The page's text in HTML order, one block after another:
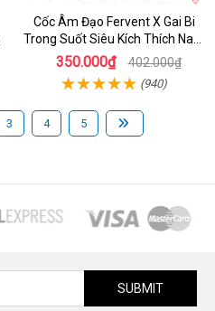
Cốc Âm Đạo Fervent X Gai Bi
Trong Suốt Siêu Kích Thích Nam
Giới
350.000₫ 402.000₫
(940)
3 4 5
SUBMIT